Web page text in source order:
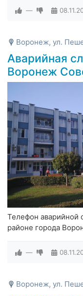
—
Воронеж, ул.
Аварийная
Воронеж
Телефон аварийной
районе города
—
Воронеж, ул.